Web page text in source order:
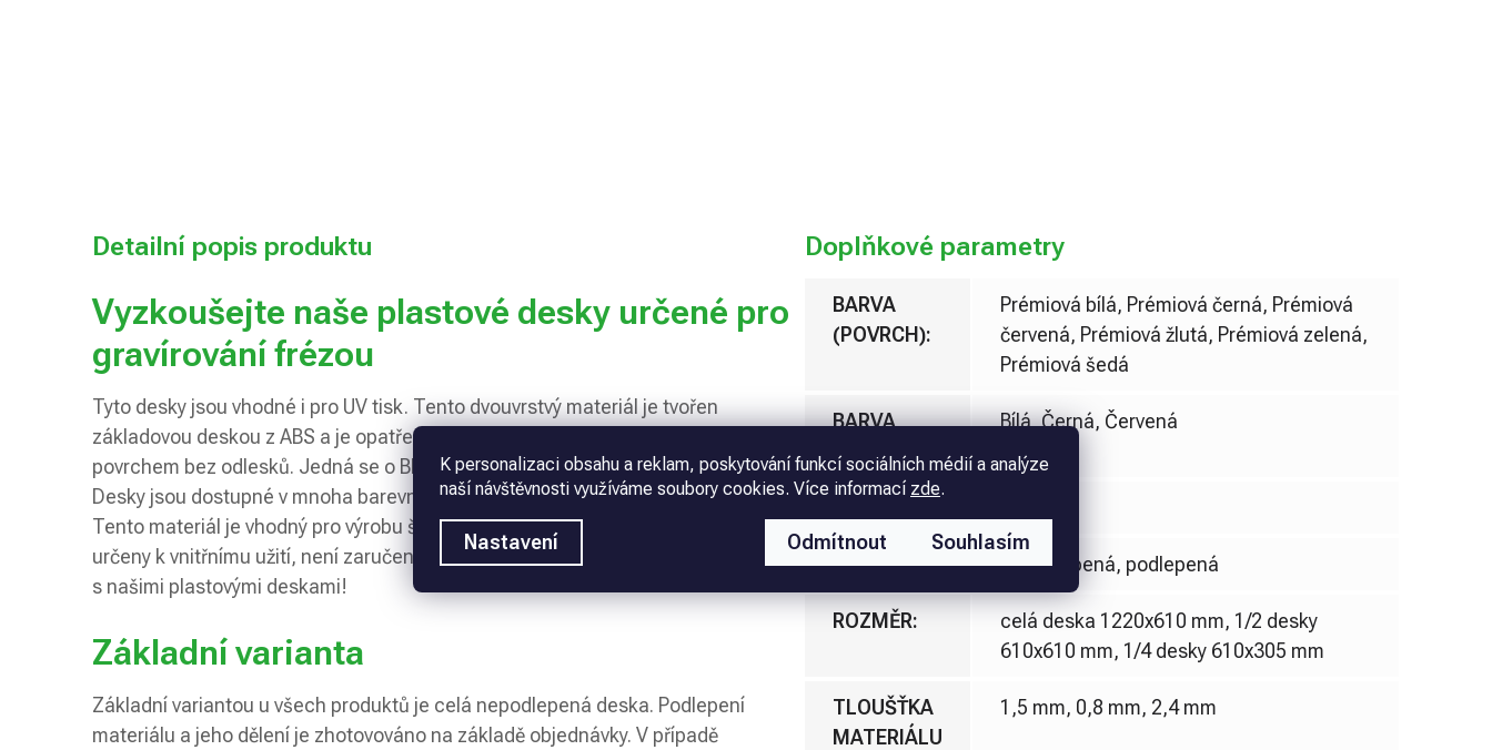
K personalizaci obsahu a reklam, poskytování funkcí sociálních médií a analýze
naší návštěvnosti využíváme soubory cookies. Více informací zde.
Nastavení Odmítnout Souhlasím
Detailní popis produktu
Vyzkoušejte naše plastové desky určené pro
gravírování frézou
Tyto desky jsou vhodné i pro UV tisk. Tento dvouvrstvý materiál je tvořen
základovou deskou z ABS a je opatřen tenkou barevnou vrchní vrstvou s matným
povrchem bez odlesků. Jedná se o BESTSELLER mezi materiály pro gravírku!
Desky jsou dostupné v mnoha barevných kombinacích a v několika tloušťkách.
Tento materiál je vhodný pro výrobu štítků a další průmyslové užití. Desky jsou
určeny k vnitřnímu užití, není zaručena UV odolnost. Vyberte si kvalitu a trvanlivost
s našimi plastovými deskami!
Základní varianta
Základní variantou u všech produktů je celá nepodlepená deska. Podlepení
materiálu a jeho dělení je zhotovováno na základě objednávky. V případě
Doplňkové parametry
BARVA
(POVRCH):
Prémiová bílá, Prémiová černá, Prémiová
červená, Prémiová žlutá, Prémiová zelená,
Prémiová šedá
BARVA
(PODKLAD)
Bílá, Černá, Červená
PODLEPENÍ: nepodlepená, podlepená
ROZMĚR:
celá deska 1220x610 mm, 1/2 desky
610x610 mm, 1/4 desky 610x305 mm
TLOUŠŤKA
MATERIÁLU
1,5 mm, 0,8 mm, 2,4 mm